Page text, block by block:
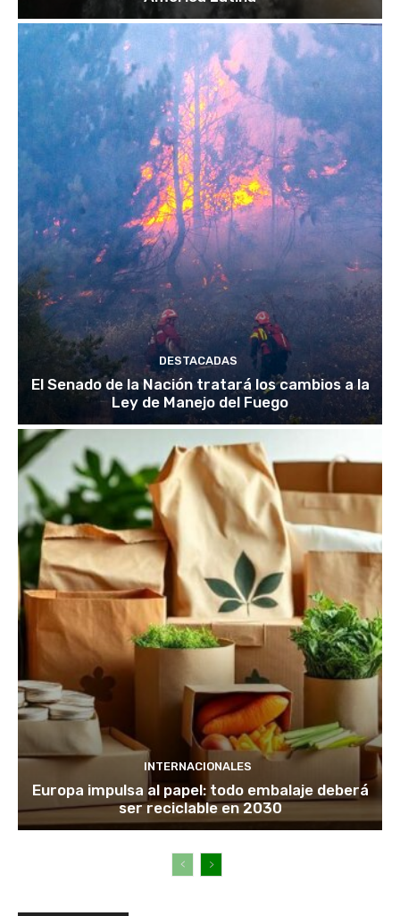
DESTACADAS
El Senado de la Nación tratará los cambios a la
Ley de Manejo del Fuego
INTERNACIONALES
Europa impulsa al papel: todo embalaje deberá
ser reciclable en 2030